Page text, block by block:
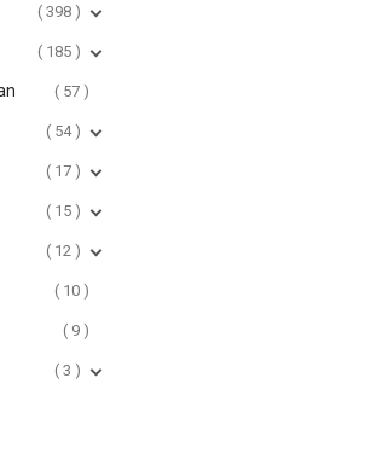
398
185
57
54
17
15
12
10
9
3